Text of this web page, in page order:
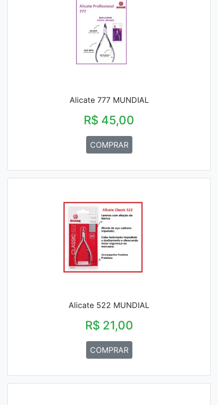
Alicate 777 MUNDIAL
R$ 45,00
COMPRAR
Alicate 522 MUNDIAL
R$ 21,00
COMPRAR